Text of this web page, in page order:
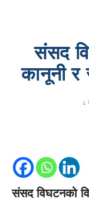
संसद
कानूनी र
८
संसद विघटनको